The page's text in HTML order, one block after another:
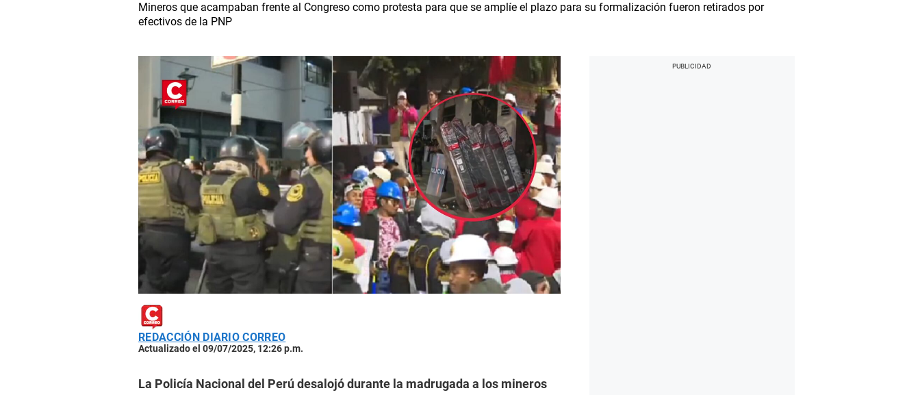
Mineros que acampaban frente al Congreso como protesta para que se amplíe el plazo para su formalización fueron retirados por
efectivos de la PNP
REDACCIÓN DIARIO CORREO
Actualizado el 09/07/2025, 12:26 p.m.
La Policía Nacional del Perú desalojó durante la madrugada a los mineros